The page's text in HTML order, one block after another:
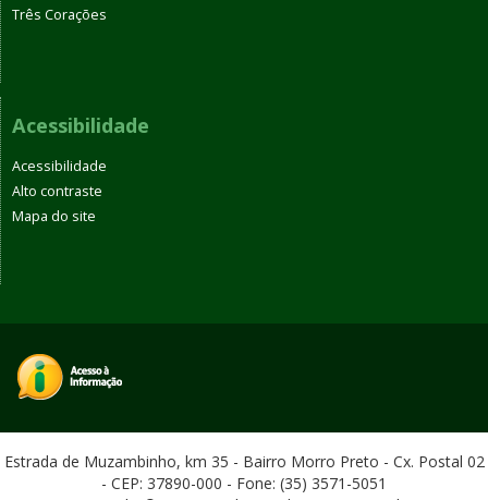
Três Corações
Acessibilidade
Acessibilidade
Alto contraste
Mapa do site
Estrada de Muzambinho, km 35 - Bairro Morro Preto - Cx. Postal 02
- CEP: 37890-000 - Fone: (35) 3571-5051